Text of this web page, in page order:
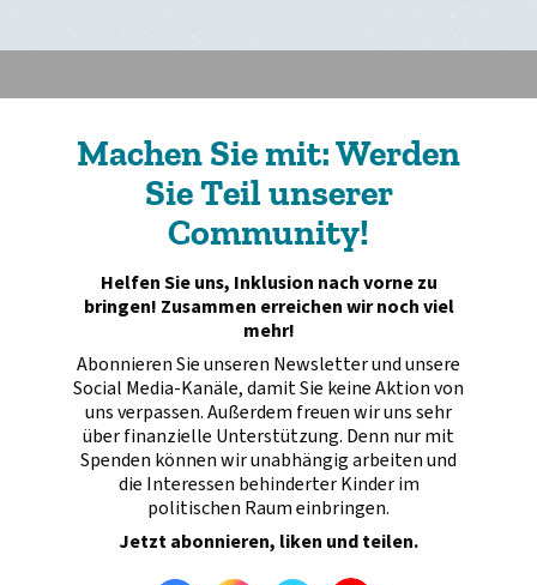
Machen Sie mit: Werden
Sie Teil unserer
Community!
Helfen Sie uns, Inklusion nach vorne zu
bringen! Zusammen erreichen wir noch viel
mehr!
Abonnieren Sie unseren Newsletter und unsere
Social Media-Kanäle, damit Sie keine Aktion von
uns verpassen. Außerdem freuen wir uns sehr
über finanzielle Unterstützung. Denn nur mit
Spenden können wir unabhängig arbeiten und
die Interessen behinderter Kinder im
politischen Raum einbringen.
Jetzt abonnieren, liken und teilen.